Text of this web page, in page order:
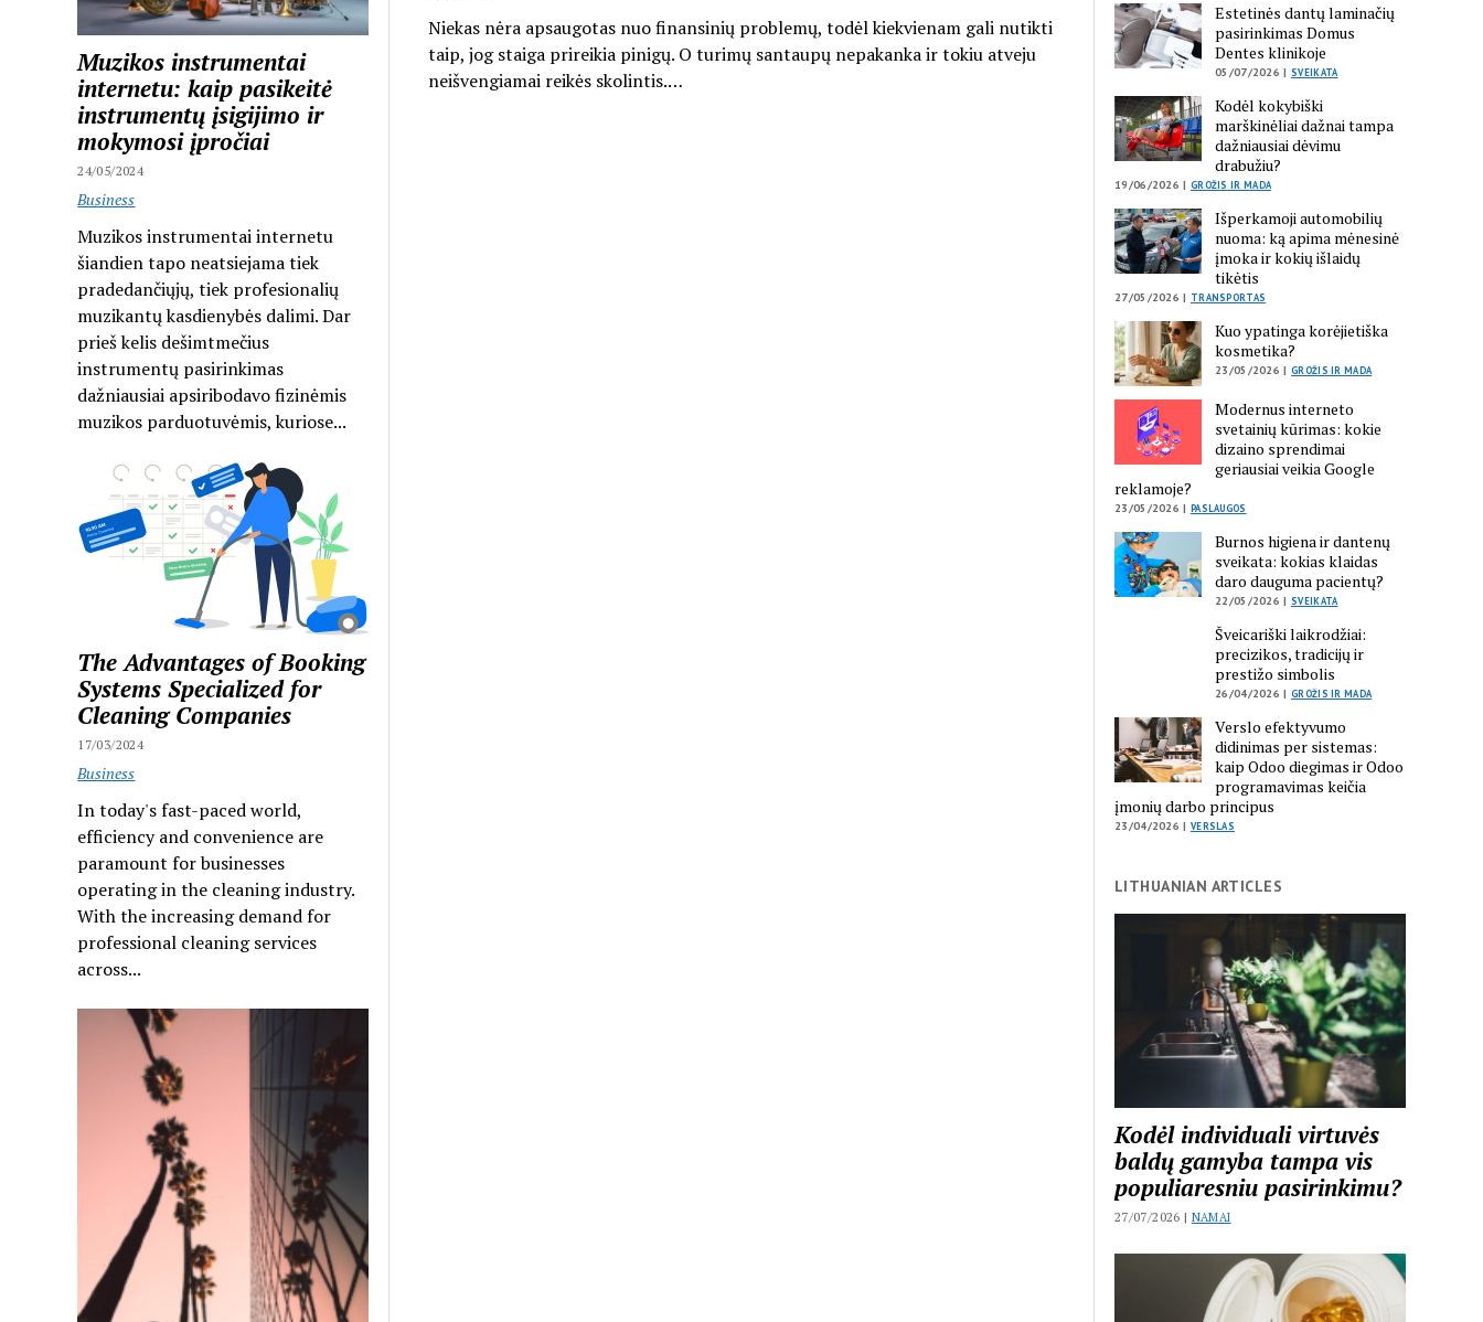
Muzikos instrumentai
internetu: kaip pasikeitė
instrumentų įsigijimo ir
mokymosi įpročiai
24/05/2024
Business
Muzikos instrumentai internetu
šiandien tapo neatsiejama tiek
pradedančiųjų, tiek profesionalių
muzikantų kasdienybės dalimi. Dar
prieš kelis dešimtmečius
instrumentų pasirinkimas
dažniausiai apsiribodavo fizinėmis
muzikos parduotuvėmis, kuriose...
The Advantages of Booking
Systems Specialized for
Cleaning Companies
17/03/2024
Business
In today's fast-paced world,
efficiency and convenience are
paramount for businesses
operating in the cleaning industry.
With the increasing demand for
professional cleaning services
across...
Niekas nėra apsaugotas nuo finansinių problemų, todėl kiekvienam gali nutikti
taip, jog staiga prireikia pinigų. O turimų santaupų nepakanka ir tokiu atveju
neišvengiamai reikės skolintis.…
Estetinės dantų laminačių
pasirinkimas Domus
Dentes klinikoje
05/07/2026 | SVEIKATA
Kodėl kokybiški
marškinėliai dažnai tampa
dažniausiai dėvimu
drabužiu?
19/06/2026 | GROŽIS IR MADA
Išperkamoji automobilių
nuoma: ką apima mėnesinė
įmoka ir kokių išlaidų
tikėtis
27/05/2026 | TRANSPORTAS
Kuo ypatinga korėjietiška
kosmetika?
23/05/2026 | GROŽIS IR MADA
Modernus interneto
svetainių kūrimas: kokie
dizaino sprendimai
geriausiai veikia Google
reklamoje?
23/05/2026 | PASLAUGOS
Burnos higiena ir dantenų
sveikata: kokias klaidas
daro dauguma pacientų?
22/05/2026 | SVEIKATA
Šveicariški laikrodžiai:
precizikos, tradicijų ir
prestižo simbolis
26/04/2026 | GROŽIS IR MADA
Verslo efektyvumo
didinimas per sistemas:
kaip Odoo diegimas ir Odoo
programavimas keičia
įmonių darbo principus
23/04/2026 | VERSLAS
LITHUANIAN ARTICLES
Kodėl individuali virtuvės
baldų gamyba tampa vis
populiaresniu pasirinkimu?
27/07/2026 | NAMAI